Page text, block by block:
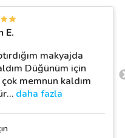
E.
makyajda
Düğünüm için
memnun kaldım
… daha fazla